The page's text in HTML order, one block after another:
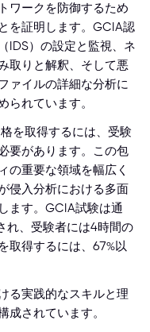
ワークを防御するため
を証明します。GCIA認
IDS）の設定と監視、ネ
取りと解釈、そして悪
ァイルの詳細な分析に
られています。
を取得するには、受験
要があります。この包
の重要な領域を幅広く
侵入分析における多面
ます。GCIA試験は通
れ、受験者には4時間の
取得するには、67%以
る実践的なスキルと理
成されています。